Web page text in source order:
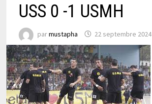
USS 0 -1 USMH
parmustapha 22 septembre 2024